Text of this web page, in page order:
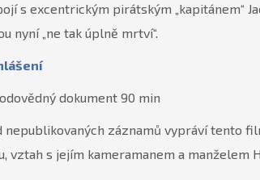
s excentrickým pirátským „kapitánem“
nyní „ne tak úplně mrtví“.
dokument 90 min
nepublikovaných záznamů vypráví tento
vztah s jejím kameramanem a